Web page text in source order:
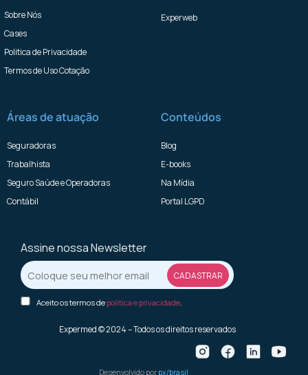
Sobre Nós
Cases
Politica de Privacidade
Termos de Uso Cotação
Experweb
Áreas de atuação
Seguradoras
Trabalhista
Seguro Saúde e Operadoras
Contábil
Conteúdos
Blog
E-books
Na Mídia
Portal LGPD
Assine nossa Newsletter
Aceito os termos de politica e privacidade
Expermed © 2024 – Todos os direitos reservados
Desenvolvido por px/brasil